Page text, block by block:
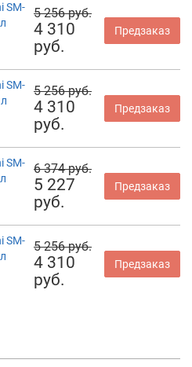
SM-
5 256 руб.
4 310
руб.
Предзаказ
SM-
5 256 руб.
4 310
руб.
Предзаказ
SM-
6 374 руб.
5 227
руб.
Предзаказ
SM-
5 256 руб.
4 310
руб.
Предзаказ